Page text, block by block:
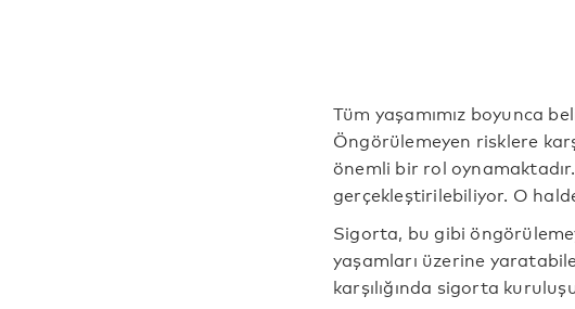
Tüm yaşamımız boyunca
Öngörülemeyen risklere
önemli bir rol
gerçekleştirilebiliyor. O
Sigorta, bu gibi
yaşamları üzerine
karşılığında sigorta